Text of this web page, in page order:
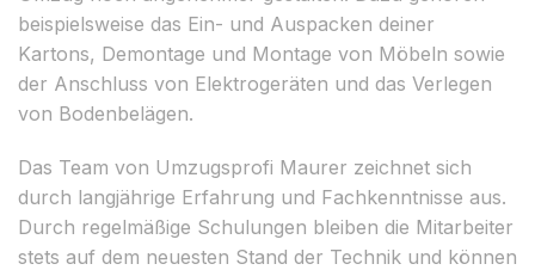
beispielsweise das Ein- und Auspacken deiner
Kartons, Demontage und Montage von Möbeln sowie
der Anschluss von Elektrogeräten und das Verlegen
von Bodenbelägen.
Das Team von Umzugsprofi Maurer zeichnet sich
durch langjährige Erfahrung und Fachkenntnisse aus.
Durch regelmäßige Schulungen bleiben die Mitarbeiter
stets auf dem neuesten Stand der Technik und können